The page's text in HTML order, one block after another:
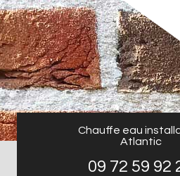
Chauffe eau
Atlantic
09 72 59 92